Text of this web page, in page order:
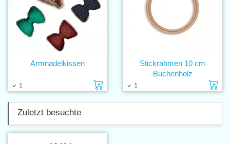
1 Einlage in den Warenkorb
Armnadelkissen
1
Stickrahmen 10 cm
Buchenholz
Zuletzt besuchte